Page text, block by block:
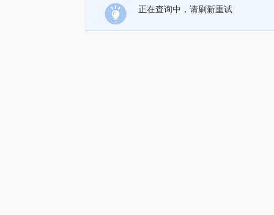
正在查询中，请刷新重试